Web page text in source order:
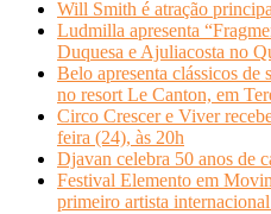
Will Smith é atração
Ludmilla apresenta
Duquesa e Ajuliacosta no
Belo apresenta clássicos
no resort Le Canton, em
Circo Crescer e Viver
feira (24), às 20h
Djavan celebra 50 anos de
Festival Elemento em
primeiro artista internacional